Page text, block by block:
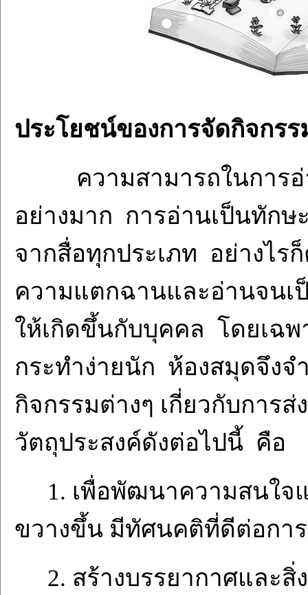
ประโยชน์ของการจัดกิจกรร
ความสามารถในกา
อย่างมาก การอ่านเป็นทัก
จากสื่อทุกประเภท อย่างไร
ความแตกฉานและอ่านจน
ให้เกิดขึ้นกับบุคคล โดยเฉพ
กระทำง่ายนัก ห้องสมุดจึงจ
กิจกรรมต่างๆ เกี่ยวกับการส่
วัตถุประสงค์ดังต่อไปนี้ คือ
1. เพื่อพัฒนาความสนใจ
ขวางขึ้น มีทัศนคติที่ดีต่อกา
2. สร้างบรรยากาศและ